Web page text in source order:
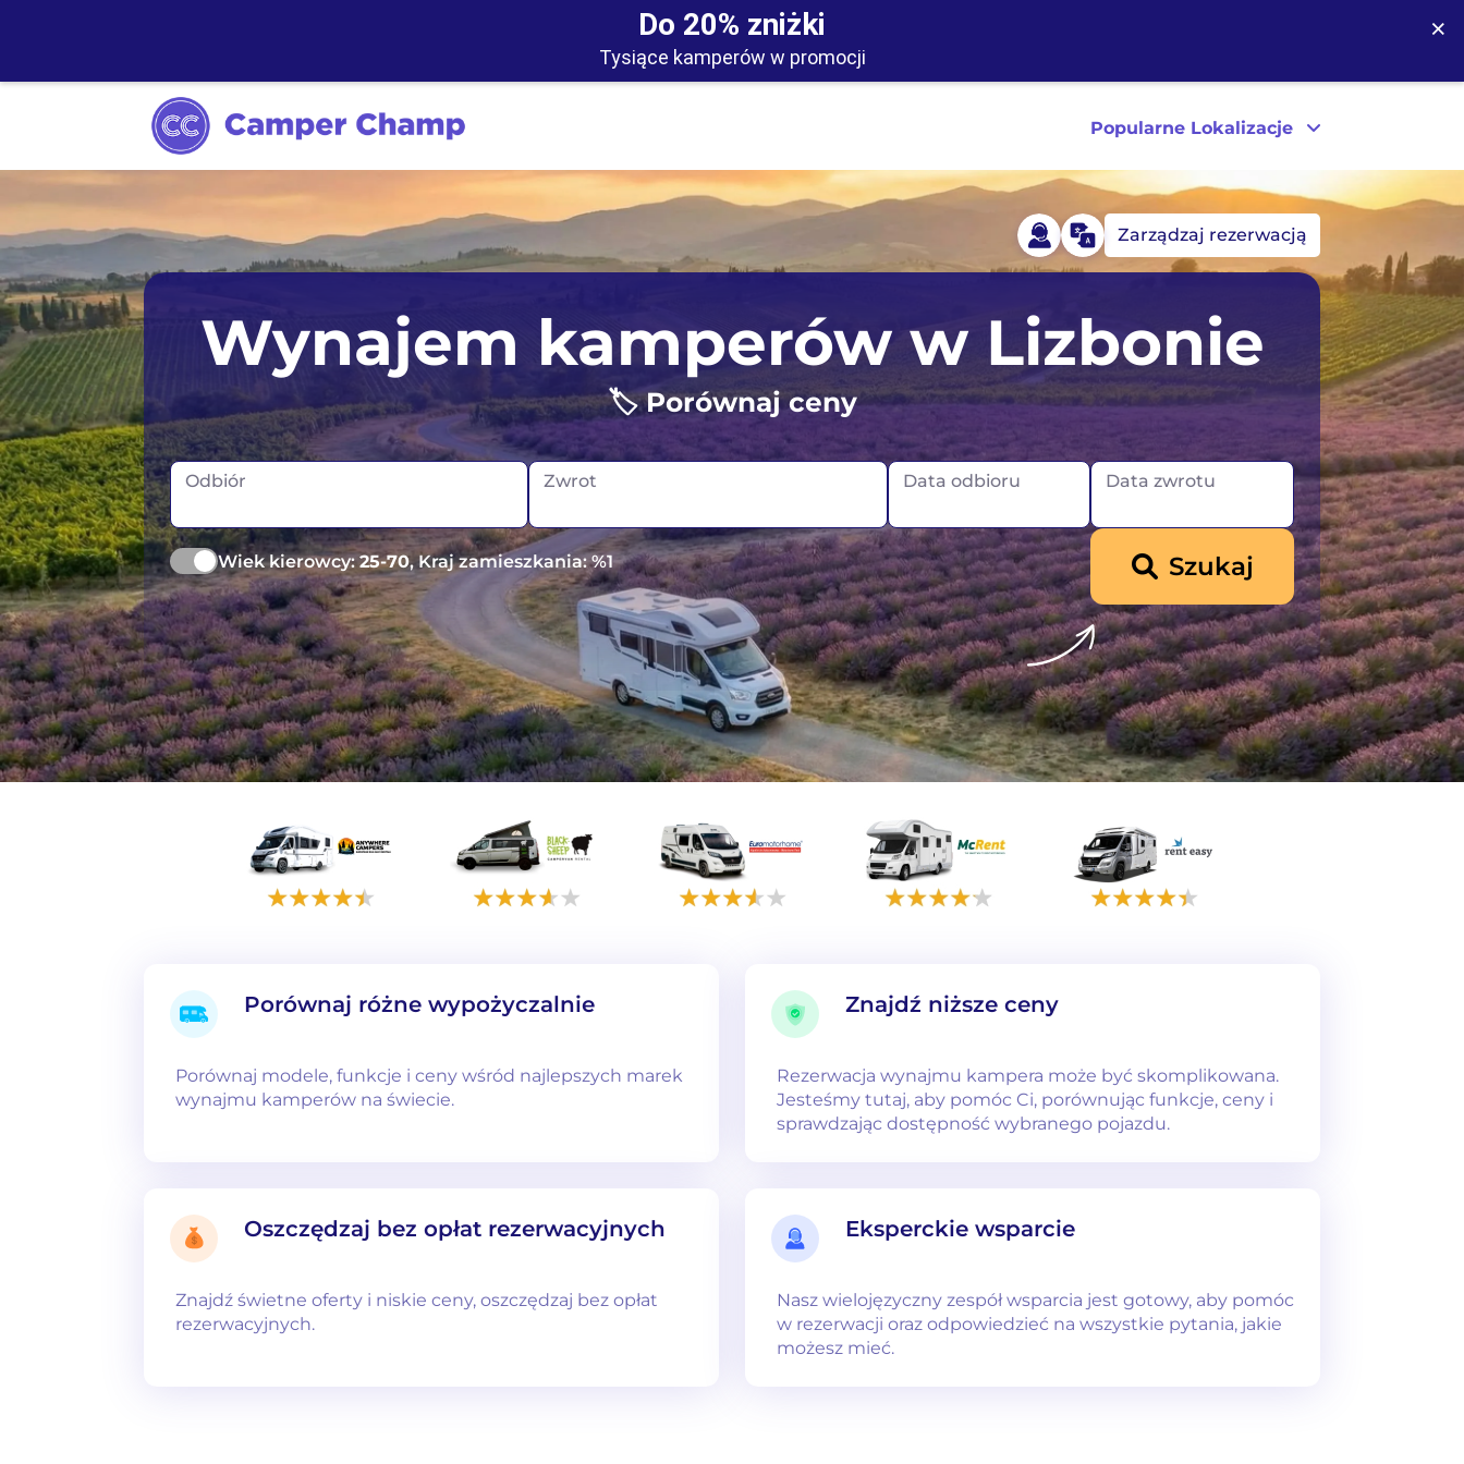
Do 20% zniżki
Tysiące kamperów w promocji
×
Popularne Lokalizacje
Islandia
Niemcy
Norwegia
Szkocja
Wielka Brytania
Kanada
Nowa Zelandia
Zarządzaj rezerwacją
Wynajem kamperów w Lizbonie
🏷️ Porównaj ceny
Odbiór Zwrot Data odbioru Data zwrotu
Wiek kierowcy:25-70, Kraj zamieszkania: %1 Szukaj
Porównaj różne wypożyczalnie
Porównaj modele, funkcje i ceny wśród najlepszych marek
wynajmu kamperów na świecie.
Znajdź niższe ceny
Rezerwacja wynajmu kampera może być skomplikowana.
Jesteśmy tutaj, aby pomóc Ci, porównując funkcje, ceny i
sprawdzając dostępność wybranego pojazdu.
Oszczędzaj bez opłat rezerwacyjnych
Znajdź świetne oferty i niskie ceny, oszczędzaj bez opłat
rezerwacyjnych.
Eksperckie wsparcie
Nasz wielojęzyczny zespół wsparcia jest gotowy, aby pomóc
w rezerwacji oraz odpowiedzieć na wszystkie pytania, jakie
możesz mieć.